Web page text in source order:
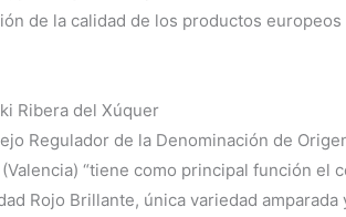
de la calidad de los productos
Ribera del Xúquer
Regulador de la Denominación de
“tiene como principal función el
Rojo Brillante, única variedad